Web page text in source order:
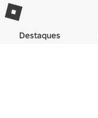
Destaques